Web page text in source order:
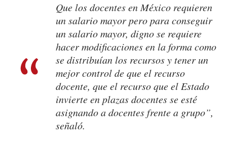
Que los docentes en México requieren
un salario mayor pero para conseguir
un salario mayor, digno se requiere
hacer modificaciones en la forma como
se distribuían los recursos y tener un
mejor control de que el recurso
docente, que el recurso que el Estado
invierte en plazas docentes se esté
asignando a docentes frente a grupo”,
señaló.